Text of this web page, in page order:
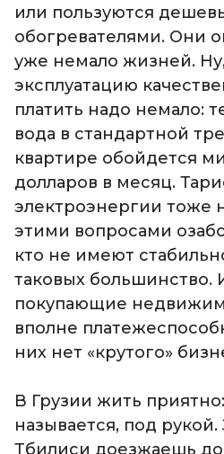
или пользуются
обогревателями. Они
уже немало жизней. Ну,
эксплуатацию
платить надо немало:
вода в стандартной
квартире обойдется
долларов в месяц.
электроэнергии тоже
этими вопросами
кто не имеют
таковых
покупающие
вполне
них нет «крутого»
В Грузии жить
называется, под рукой.
Тбилиси доезжаешь